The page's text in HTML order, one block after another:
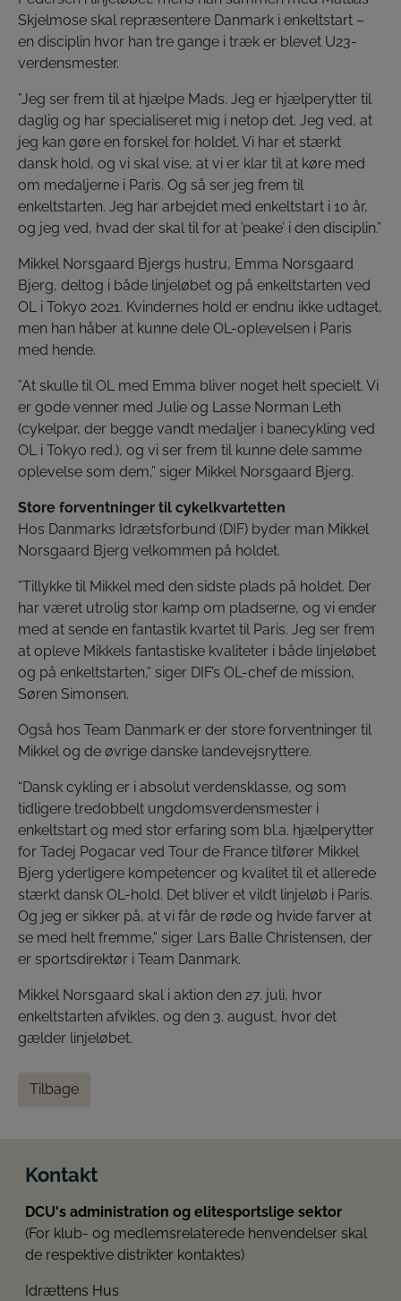
Skjelmose skal repræsentere Danmark i enkeltstart –
en disciplin hvor han tre gange i træk er blevet U23-
verdensmester.
”Jeg ser frem til at hjælpe Mads. Jeg er hjælperytter til
daglig og har specialiseret mig i netop det. Jeg ved, at
jeg kan gøre en forskel for holdet. Vi har et stærkt
dansk hold, og vi skal vise, at vi er klar til at køre med
om medaljerne i Paris. Og så ser jeg frem til
enkeltstarten. Jeg har arbejdet med enkeltstart i 10 år,
og jeg ved, hvad der skal til for at ’peake’ i den disciplin.”
Mikkel Norsgaard Bjergs hustru, Emma Norsgaard
Bjerg, deltog i både linjeløbet og på enkeltstarten ved
OL i Tokyo 2021. Kvindernes hold er endnu ikke udtaget,
men han håber at kunne dele OL-oplevelsen i Paris
med hende.
”At skulle til OL med Emma bliver noget helt specielt. Vi
er gode venner med Julie og Lasse Norman Leth
(cykelpar, der begge vandt medaljer i banecykling ved
OL i Tokyo red.), og vi ser frem til kunne dele samme
oplevelse som dem,” siger Mikkel Norsgaard Bjerg.
Store forventninger til cykelkvartetten
Hos Danmarks Idrætsforbund (DIF) byder man Mikkel
Norsgaard Bjerg velkommen på holdet.
”Tillykke til Mikkel med den sidste plads på holdet. Der
har været utrolig stor kamp om pladserne, og vi ender
med at sende en fantastik kvartet til Paris. Jeg ser frem
at opleve Mikkels fantastiske kvaliteter i både linjeløbet
og på enkeltstarten,” siger DIF’s OL-chef de mission,
Søren Simonsen.
Også hos Team Danmark er der store forventninger til
Mikkel og de øvrige danske landevejsryttere.
“Dansk cykling er i absolut verdensklasse, og som
tidligere tredobbelt ungdomsverdensmester i
enkeltstart og med stor erfaring som bl.a. hjælperytter
for Tadej Pogacar ved Tour de France tilfører Mikkel
Bjerg yderligere kompetencer og kvalitet til et allerede
stærkt dansk OL-hold. Det bliver et vildt linjeløb i Paris.
Og jeg er sikker på, at vi får de røde og hvide farver at
se med helt fremme,“ siger Lars Balle Christensen, der
er sportsdirektør i Team Danmark.
Mikkel Norsgaard skal i aktion den 27. juli, hvor
enkeltstarten afvikles, og den 3. august, hvor det
gælder linjeløbet.
Tilbage
Kontakt
DCU's administration og elitesportslige sektor
(For klub- og medlemsrelaterede henvendelser skal
de respektive distrikter kontaktes)
Idrættens Hus